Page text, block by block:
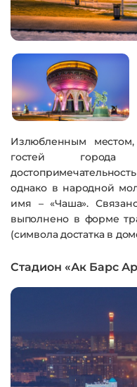
Излюбленным
гостей города
однако в народной
имя – «Чаша».
выполнено в форме
(символа достатка в
Стадион «Ак Барс